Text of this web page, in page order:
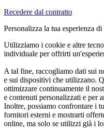
Recedere dal contratto
Personalizza la tua esperienza
Utilizziamo i cookie e altre
individuale per offrirti
A tal fine, raccogliamo dati sui
e sui dispositivi che utilizzano.
ottimizzare continuamente il
e contenuti personalizzati e per
Inoltre, possiamo confrontare i
fornitori esterni e mostrarti
online, ma solo se utilizzi già i